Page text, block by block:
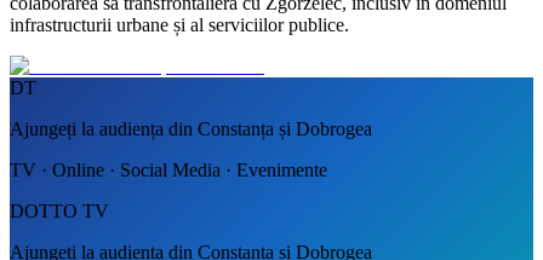
infrastructurii urbane și al serviciilor publice.
DT
Ajungeți la audiența din Constanța și Dobrogea
TV · Online · Social Media · Evenimente
DOTTO TV
Ajungeți la audiența din Constanța și Dobrogea